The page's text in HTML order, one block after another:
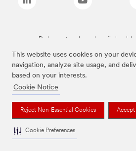
This website uses cookies on your
navigation, analyze site usage, and
based on your interests.
Cookie Notice
Reject Non-Essential Cookies Accept
Cookie Preferences
De bovenstaande merken zijn